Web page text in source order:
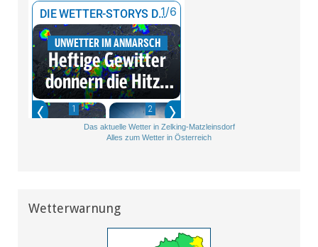
Das aktuelle Wetter in Zelking-Matzleinsdorf
Alles zum Wetter in Österreich
Wetterwarnung